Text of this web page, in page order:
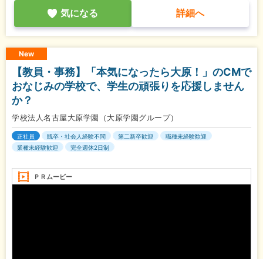
気になる 詳細へ
New
【教員・事務】「本気になったら大原！」のCMで
おなじみの学校で、学生の頑張りを応援しません
か？
学校法人名古屋大原学園（大原学園グループ）
正社員 既卒・社会人経験不問 第二新卒歓迎
職種未経験歓迎
業種未経験歓迎
完全週休2日制
ＰＲムービー